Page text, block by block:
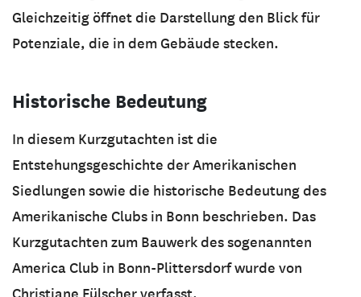
Gleichzeitig öffnet die Darstellung den Blick für
Potenziale, die in dem Gebäude stecken.
Historische Bedeutung
In diesem Kurzgutachten ist die
Entstehungsgeschichte der Amerikanischen
Siedlungen sowie die historische Bedeutung des
Amerikanische Clubs in Bonn beschrieben. Das
Kurzgutachten zum Bauwerk des sogenannten
America Club in Bonn-Plittersdorf wurde von